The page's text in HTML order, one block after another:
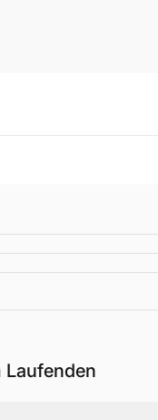
Laufenden